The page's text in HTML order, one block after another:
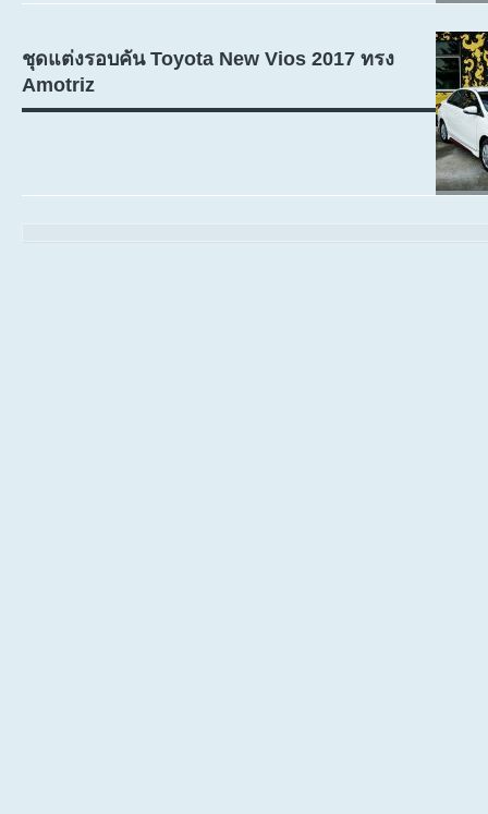
ชุดแต่งรอบคัน Toyota New Vios 2017 ทรง
Amotriz